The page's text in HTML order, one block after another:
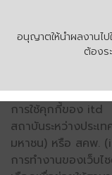
อนุญาตให้นำผลงานไ
ต้องร
การใช้คุกกี้ของ itd
สถาบันระหว่างประ
มหาชน) หรือ สคพ.
การทำงานของเว็บ